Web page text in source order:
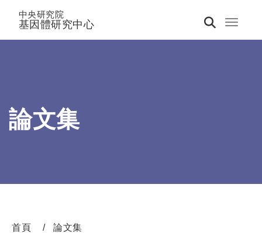
Toggle
中央研究院
基因體研究中心
論文集
首頁
論文集